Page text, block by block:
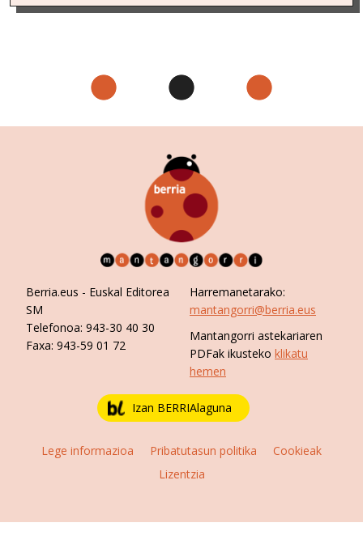
Berria.eus - Euskal Editorea
SM
Telefonoa: 943-30 40 30
Faxa: 943-59 01 72
Harremanetarako:
mantangorri@berria.eus
Mantangorri astekariaren
PDFak ikusteko klikatu
hemen
Izan BERRIAlaguna
Lege informazioa Pribatutasun politika
Cookieak
Lizentzia